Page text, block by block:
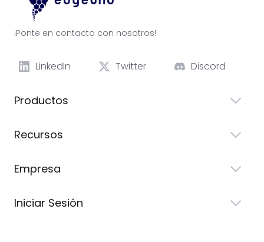
¡Ponte en contacto con nosotros!
LinkedIn Twitter Discord
Productos
Recursos
Empresa
Iniciar Sesión